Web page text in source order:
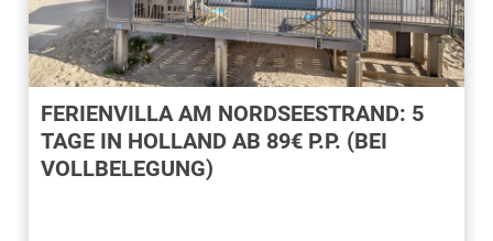
FERIENVILLA AM NORDSEESTRAND: 5
TAGE IN HOLLAND AB 89€ P.P. (BEI
VOLLBELEGUNG)